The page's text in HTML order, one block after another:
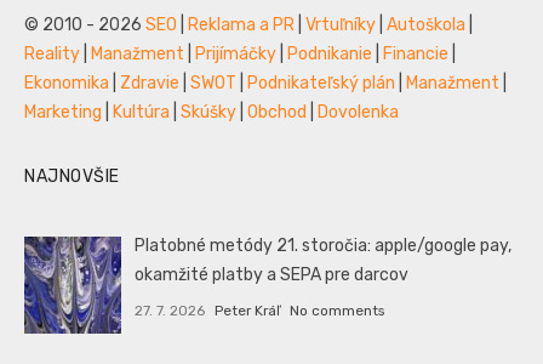
© 2010 - 2026 SEO Reklama a PR Vrtuľníky Autoškola
Reality
Manažment Prijímáčky Podnikanie Financie
Ekonomika
Zdravie SWOT Podnikateľský plán Manažment
Marketing
Kultúra Skúšky Obchod Dovolenka
NAJNOVŠIE
Platobné metódy 21. storočia: apple/google pay,
okamžité platby a SEPA pre darcov
27. 7. 2026 Peter Kráľ No comments